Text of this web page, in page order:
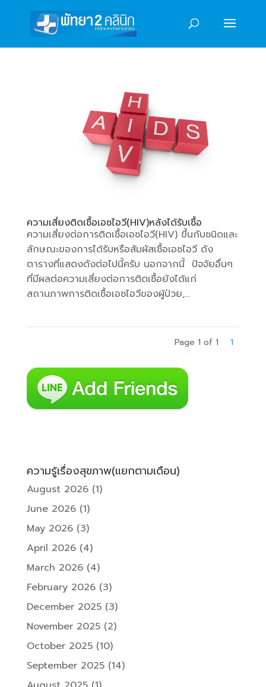
ความเสี่ยงติดเชื้อเอชไอวี(HIV)หลังได้รับเชื้อ
ความเสี่ยงต่อการติดเชื้อเอชไอวี(HIV) ขึ้นกับชนิดและ
ลักษณะของการได้รับหรือสัมผัสเชื้อเอชไอวี ดัง
ตารางที่แสดงดังต่อไปนี้ครับ นอกจากนี้ ปัจจัยอื่นๆ
ที่มีผลต่อความเสี่ยงต่อการติดเชื้อยังได้แก่
สถานภาพการติดเชื้อเอชไอวีของผู้ป่วย,...
Page 1 of 1 1
ความรู้เรื่องสุขภาพ(แยกตามเดือน)
August 2026(1)
June 2026(1)
May 2026(3)
April 2026(4)
March 2026(4)
February 2026(3)
December 2025(3)
November 2025(2)
October 2025(10)
September 2025(14)